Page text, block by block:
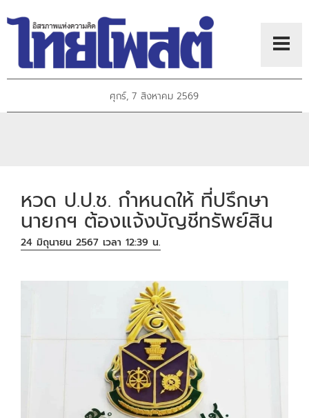
ศุกร์, 7 สิงหาคม 2569
หวด ป.ป.ช. กำหนดให้ ที่ปรึกษา
นายกฯ ต้องแจ้งบัญชีทรัพย์สิน
24 มิถุนายน 2567 เวลา 12:39 น.